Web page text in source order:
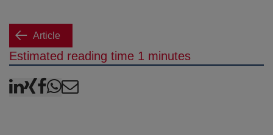
Article
Estimated reading time 1 minutes
LinkedIn
XING
Facebook
WhatsApp
E-Mail